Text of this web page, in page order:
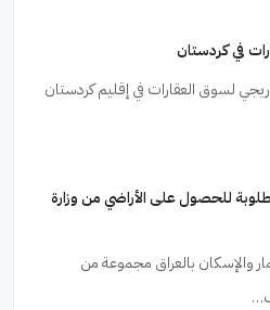
في كردستان
لسوق العقارات في إقليم كردستان
للحصول على الأراضي من وزارة
والإسكان بالعراق مجموعة من